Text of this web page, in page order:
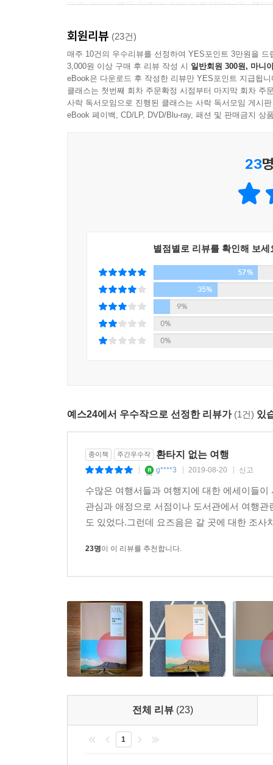
“팬을 거느린 최초의 가이드북 작가!”
환타가 말하는 여행의 윤리
이 책은 한 여행작가의 탄생기이다. 자신의 여행
요구하는 것 사이의 갈등, 그리고 여행작가로 산다
지키기가 참 어렵다. 취재에 공을 들이면 들일수
버스 시간이 바뀌고 음식 값이 오를 때마다 가이
상황. 누군가가 귓가에 대고 “애초에 정보를 대
가이드북의 역할에 대해서 고민이 많다. 아마 이
강화다. 나는 가이드북 작가 가운데 글을 많이
독자가 가이드북을 고르는 기준은 저자의 독
이런저런 가이드북을 뒤적이다 보면 ‘과연 이 책
환타는 “여행작가가 지역의 문제에 왜 그렇게
여행이라는 주제로 기록한 지역서이자 민속지”
“2019년 7월, 환타가 홍콩 시위를 찾아간 까닭은?”
또한 이 책은 아시아 곳곳의 최신 뉴스를 전해준
그 지역의 사람들을 만나 그들이 어디로 향하고
인도에서 벌어진 강간 살인 사건만 보도했지만,
장수마을이라고 알려주지만, 여행자의 뉴스는
통해서만 들을 수 있는 이야기다.
잔인하고 사람들은 참 속이 없다. _160쪽
여행지의 사람들에게 질문하고 공부하기! 이것
2019년 6월과 7월 뜨거운 홍콩 시위의 한복판으
그리고 무엇을 바라는지 직접 묻고 들었다(「#17.
여행은 기쁨만을 재배하는 비닐하우스가 아니다
그의 가이드북은 일찍이 장안의 화제였는데, 불
관광과 여행의 어느 중간쯤에 해당하는 지점이
최초의 가이드북 작가가 된 것도 아마 그 때문일 터.
전명윤, 아니 환타는 가이드북에서 다 쓸 수 없었
원고를 다 읽고 다시 보니 가이드북이며 여행작
온다. 어쩌면 그건 그의 숙명 같은 의무감일 테다.
회원리뷰 (23건)
매주 10건의 우수리뷰를 선정하여 YES포인트 3만원을 드
3,000원 이상 구매 후 리뷰 작성 시 일반회원 300원, 마니
eBook은 다운로드 후 작성한 리뷰만 YES포인트 지급됩니
클래스는 첫번째 회차 주문확정 시점부터 마지막 회차 주
사락 독서모임으로 진행된 클래스는 사락 독서모임 게시
eBook 페이백, CD/LP, DVD/Blu-ray, 패션 및 판매금지 상
23
별점별로 리뷰를 확인해 보세
57%
35%
9%
0%
0%
예스24에서 우수작으로 선정한 리뷰가 (1건) 있
종이책 주간우수작 환타지 없는 여행
g****3 2019-08-20 신고
수많은 여행서들과 여행지에 대한 에세이들
관심과 애정으로 서점이나 도서관에서 여행
도 있었다.그런데 요즈음은 갈 곳에 대한 조
23명이 이 리뷰를 추천합니다.
전체 리뷰 (23)
1